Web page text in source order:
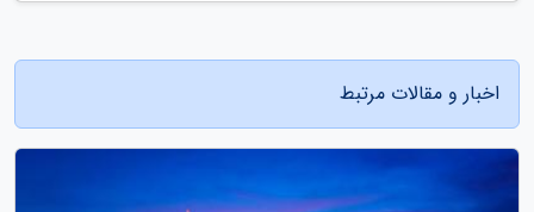
اخبار و مقالات مرتبط